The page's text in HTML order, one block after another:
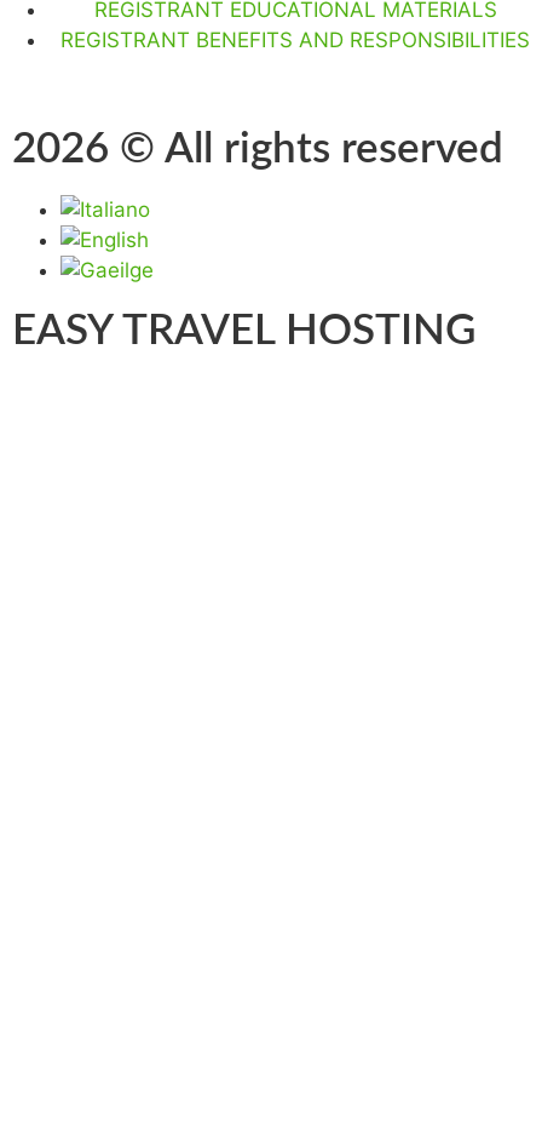
REGISTRANT EDUCATIONAL MATERIALS
REGISTRANT BENEFITS AND RESPONSIBILITIES
2026 © All rights reserved
EASY TRAVEL HOSTING